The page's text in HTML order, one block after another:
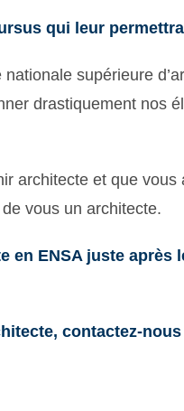
qui leur
supérieure
drastiquement nos
architecte et que
vous un architecte.
en ENSA juste après
contactez-nous